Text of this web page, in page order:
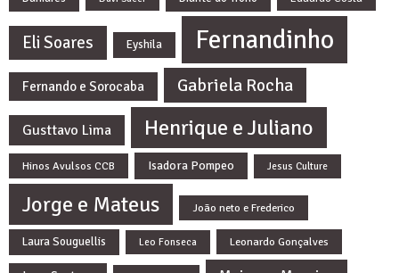
Eli Soares Eyshila Fernandinho
Fernando e Sorocaba Gabriela Rocha
Gusttavo Lima Henrique e Juliano
Hinos Avulsos CCB Isadora Pompeo Jesus Culture
Jorge e Mateus João neto e Frederico
Laura Souguellis Leo Fonseca Leonardo Gonçalves